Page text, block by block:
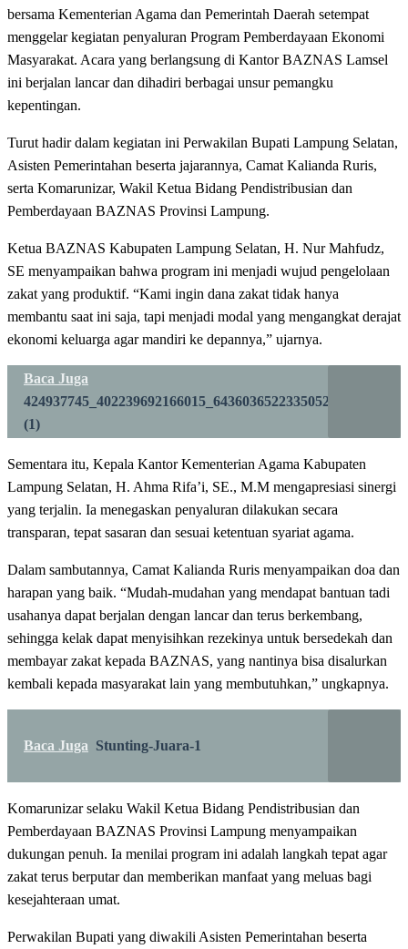
bersama Kementerian Agama dan Pemerintah Daerah setempat
menggelar kegiatan penyaluran Program Pemberdayaan Ekonomi
Masyarakat. Acara yang berlangsung di Kantor BAZNAS Lamsel
ini berjalan lancar dan dihadiri berbagai unsur pemangku
kepentingan.
Turut hadir dalam kegiatan ini Perwakilan Bupati Lampung Selatan,
Asisten Pemerintahan beserta jajarannya, Camat Kalianda Ruris,
serta Komarunizar, Wakil Ketua Bidang Pendistribusian dan
Pemberdayaan BAZNAS Provinsi Lampung.
Ketua BAZNAS Kabupaten Lampung Selatan, H. Nur Mahfudz,
SE menyampaikan bahwa program ini menjadi wujud pengelolaan
zakat yang produktif. “Kami ingin dana zakat tidak hanya
membantu saat ini saja, tapi menjadi modal yang mengangkat derajat
ekonomi keluarga agar mandiri ke depannya,” ujarnya.
Baca Juga
424937745_402239692166015_6436036522335052035_n
(1)
Sementara itu, Kepala Kantor Kementerian Agama Kabupaten
Lampung Selatan, H. Ahma Rifa’i, SE., M.M mengapresiasi sinergi
yang terjalin. Ia menegaskan penyaluran dilakukan secara
transparan, tepat sasaran dan sesuai ketentuan syariat agama.
Dalam sambutannya, Camat Kalianda Ruris menyampaikan doa dan
harapan yang baik. “Mudah-mudahan yang mendapat bantuan tadi
usahanya dapat berjalan dengan lancar dan terus berkembang,
sehingga kelak dapat menyisihkan rezekinya untuk bersedekah dan
membayar zakat kepada BAZNAS, yang nantinya bisa disalurkan
kembali kepada masyarakat lain yang membutuhkan,” ungkapnya.
Baca Juga Stunting-Juara-1
Komarunizar selaku Wakil Ketua Bidang Pendistribusian dan
Pemberdayaan BAZNAS Provinsi Lampung menyampaikan
dukungan penuh. Ia menilai program ini adalah langkah tepat agar
zakat terus berputar dan memberikan manfaat yang meluas bagi
kesejahteraan umat.
Perwakilan Bupati yang diwakili Asisten Pemerintahan beserta